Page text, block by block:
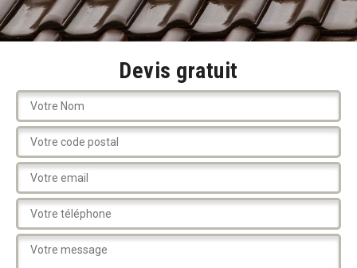
Devis gratuit